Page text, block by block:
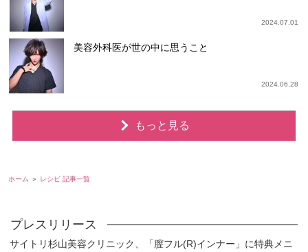
2024.07.01
美容外科医が世の中に思うこと
2024.06.28
もっと見る
ホーム レシピ 記事一覧
サイトリ杉山美容クリニック、「膣フル(R)インナー」に特典メニ